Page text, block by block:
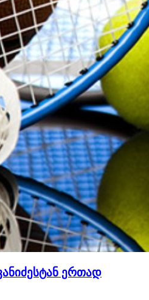
ერთად